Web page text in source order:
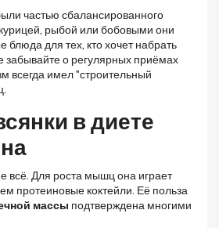
частью сбалансированного
рыбой или бобовыми они
блюда для тех, кто хочет набрать
о регулярных приёмах
всегда имел "строительный
в диете
всё. Для роста мышц она играет
протеиновые коктейли. Её польза
массы подтверждена многими